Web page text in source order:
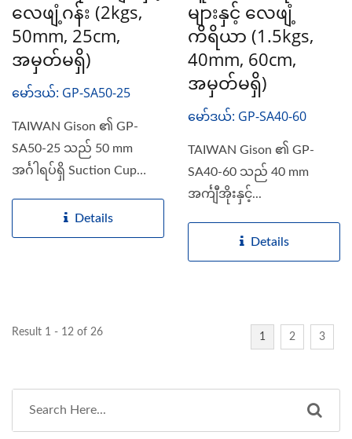
လေဖျံ့ဂန်း (2kgs,
50mm, 25cm,
အမှတ်မရှိ)
မော်ဒယ်: GP-SA50-25
TAIWAN Gison ၏ GP-
SA50-25 သည် 50 mm
အင်္ဂါရပ်ရှိ Suction Cup
Details
များနှင့် လေဖျံ့
ကိရိယာ (1.5kgs,
40mm, 60cm,
အမှတ်မရှိ)
မော်ဒယ်: GP-SA40-60
TAIWAN Gison ၏ GP-
SA40-60 သည် 40 mm
အင်္ကျီအိုးနှင့်...
Details
Result 1 - 12 of 26 1 2 3